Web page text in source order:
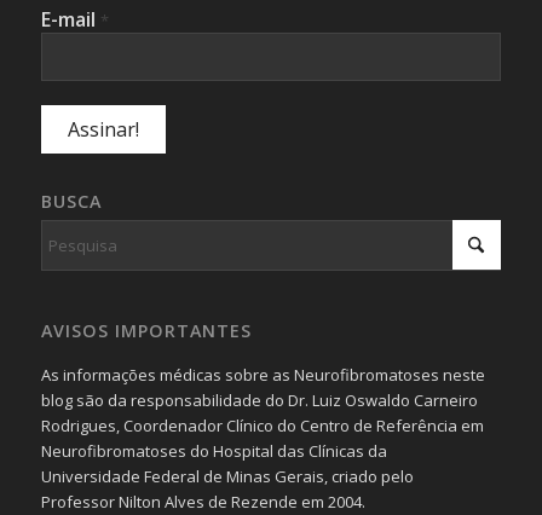
E-mail *
BUSCA
AVISOS IMPORTANTES
As informações médicas sobre as Neurofibromatoses neste
blog são da responsabilidade do Dr. Luiz Oswaldo Carneiro
Rodrigues, Coordenador Clínico do Centro de Referência em
Neurofibromatoses do Hospital das Clínicas da
Universidade Federal de Minas Gerais, criado pelo
Professor Nilton Alves de Rezende em 2004.